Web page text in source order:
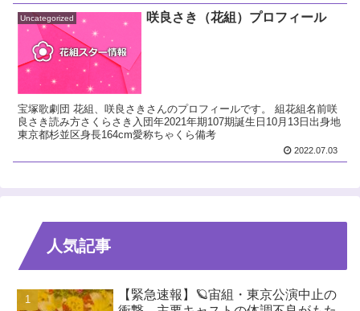
Uncategorized 咲良さき（花組）プロフィール
宝塚歌劇団 花組、咲良さきさんのプロフィールです。 組花組名前咲
良さき読み方さくらさき入団年2021年期107期誕生日10月13日出身地
東京都杉並区身長164cm愛称ちゃくら備考
2022.07.03
人気記事
【緊急速報】🪐宙組・東京公演中止の